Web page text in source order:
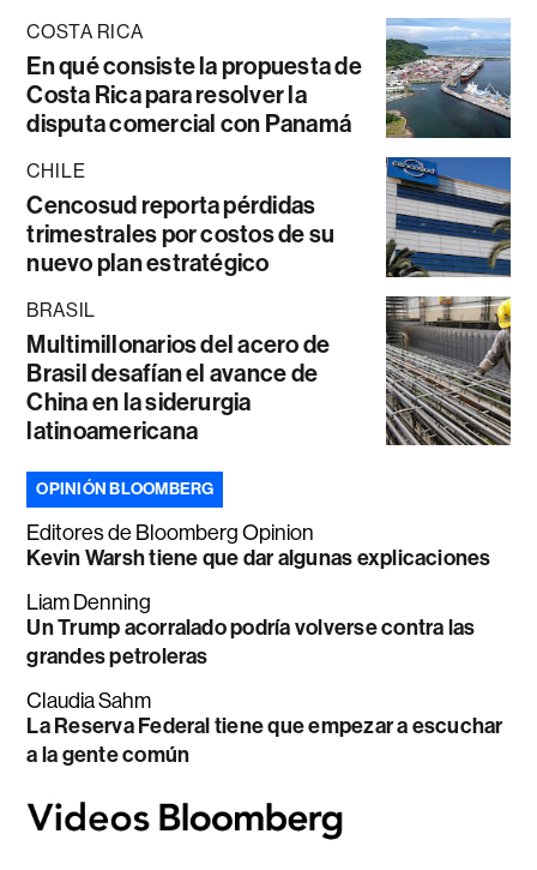
COSTA RICA
En qué consiste la propuesta de
Costa Rica para resolver la
disputa comercial con Panamá
CHILE
Cencosud reporta pérdidas
trimestrales por costos de su
nuevo plan estratégico
BRASIL
Multimillonarios del acero de
Brasil desafían el avance de
China en la siderurgia
latinoamericana
OPINIÓN BLOOMBERG
Editores de Bloomberg Opinion
Kevin Warsh tiene que dar algunas explicaciones
Liam Denning
Un Trump acorralado podría volverse contra las
grandes petroleras
Claudia Sahm
La Reserva Federal tiene que empezar a escuchar
a la gente común